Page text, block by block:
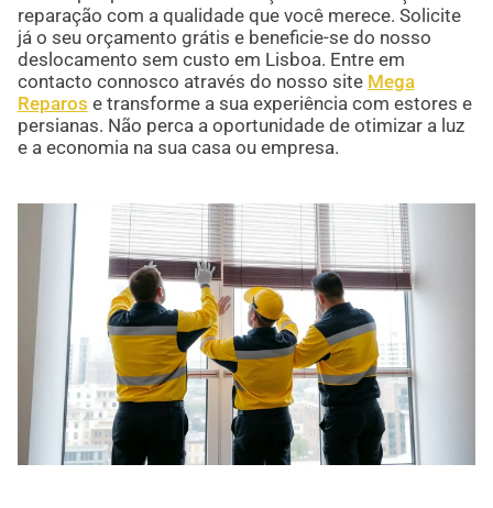
reparação com a qualidade que você merece. Solicite
já o seu orçamento grátis e beneficie-se do nosso
deslocamento sem custo em Lisboa. Entre em
contacto connosco através do nosso site Mega
Reparos e transforme a sua experiência com estores e
persianas. Não perca a oportunidade de otimizar a luz
e a economia na sua casa ou empresa.